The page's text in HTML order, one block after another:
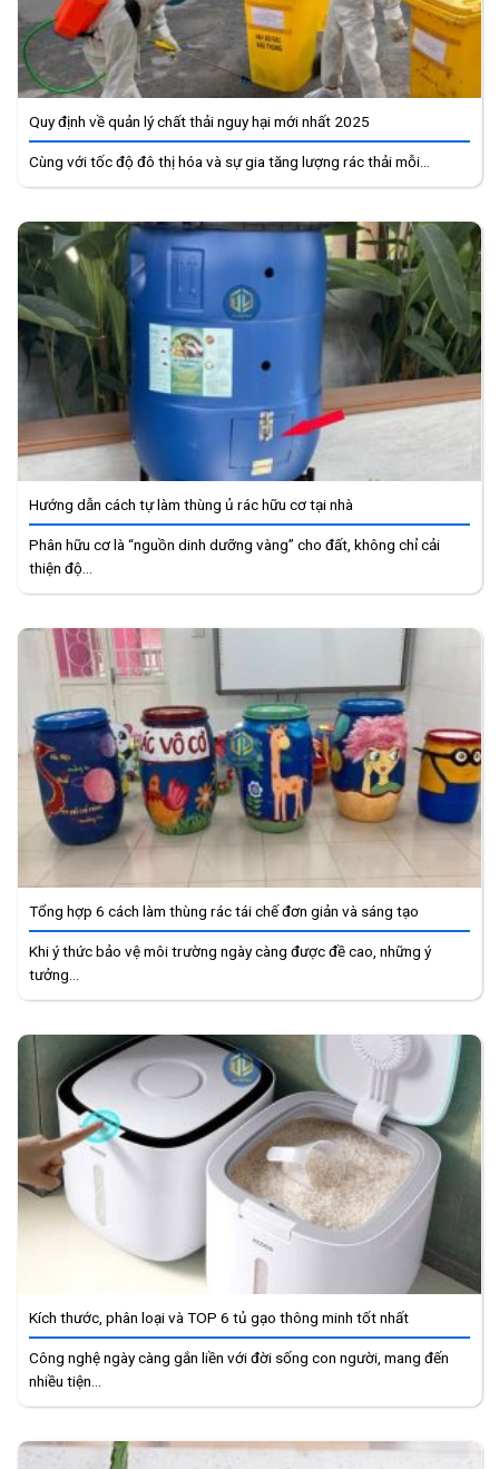
Quy định về quản lý chất thải nguy hại mới nhất 2025
Cùng với tốc độ đô thị hóa và sự gia tăng lượng rác thải mỗi...
Hướng dẫn cách tự làm thùng ủ rác hữu cơ tại nhà
Phân hữu cơ là “nguồn dinh dưỡng vàng” cho đất, không chỉ cải
thiện độ...
Tổng hợp 6 cách làm thùng rác tái chế đơn giản và sáng tạo
Khi ý thức bảo vệ môi trường ngày càng được đề cao, những ý
tưởng...
Kích thước, phân loại và TOP 6 tủ gạo thông minh tốt nhất
Công nghệ ngày càng gắn liền với đời sống con người, mang đến
nhiều tiện...